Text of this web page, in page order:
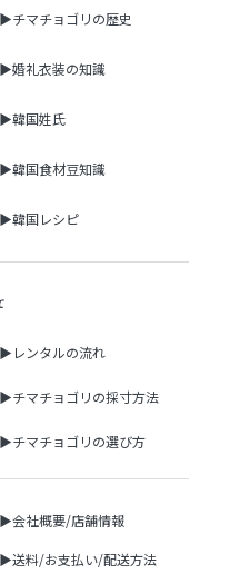
▶チマチョゴリの歴史
▶婚礼衣装の知識
▶韓国姓氏
▶韓国食材豆知識
▶韓国レシピ
▶レンタルの流れ
▶チマチョゴリの採寸方法
▶チマチョゴリの選び方
▶会社概要/店舗情報
▶送料/お支払い/配送方法